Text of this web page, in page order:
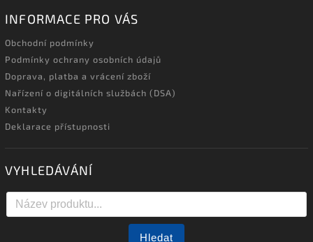
INFORMACE PRO VÁS
Obchodní podmínky
Podmínky ochrany osobních údajů
Doprava, platba a vrácení zboží
Nařízení o digitálních službách (DSA)
Kontakty
Deklarace přístupnosti
VYHLEDÁVÁNÍ
Hledat